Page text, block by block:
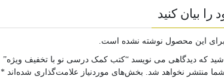
را بیان کنید
برای این محصول نوشته نشده است.
که دیدگاهی می نویسد “کتب کمک درسی نو با تخفیف ویژه”
منتشر نخواهد شد.
بخش‌های موردنیاز علامت‌گذاری شده‌اند *